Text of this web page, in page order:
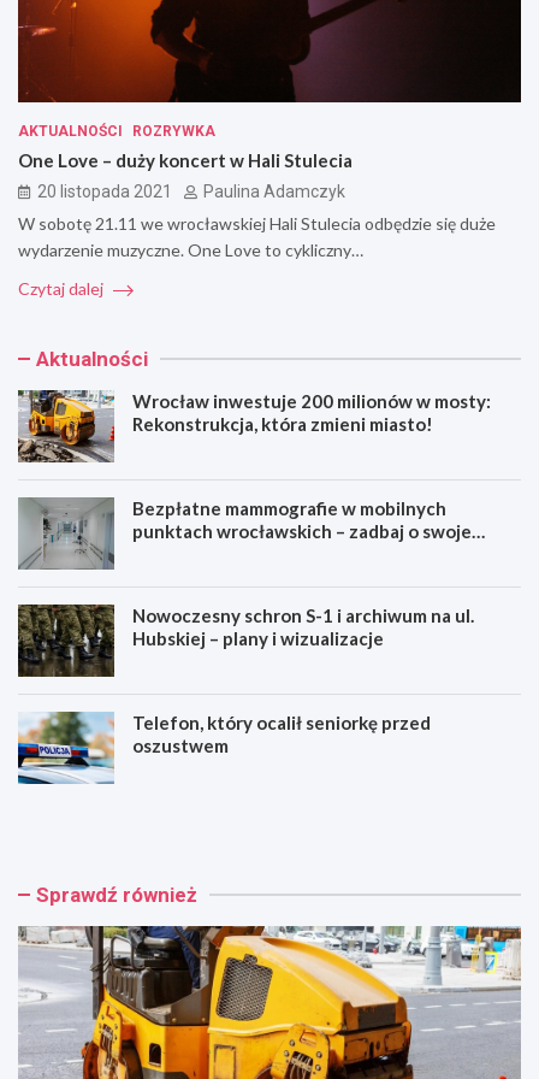
AKTUALNOŚCI ROZRYWKA
One Love – duży koncert w Hali Stulecia
20 listopada 2021 Paulina Adamczyk
W sobotę 21.11 we wrocławskiej Hali Stulecia odbędzie się duże
wydarzenie muzyczne. One Love to cykliczny…
Czytaj dalej
Aktualności
Wrocław inwestuje 200 milionów w mosty:
Rekonstrukcja, która zmieni miasto!
Bezpłatne mammografie w mobilnych
punktach wrocławskich – zadbaj o swoje
Nowoczesny schron S-1 i archiwum na ul.
Hubskiej – plany i wizualizacje
Telefon, który ocalił seniorkę przed
oszustwem
W
a
i
w
e
s
t
B
a
n
m
a
m
m
Sprawdź również